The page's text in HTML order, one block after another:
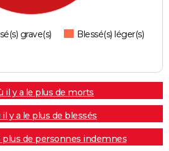
grave(s)
Blessé(s) léger(s)
il y a le plus de morts
il y a le plus de blessés
plus de personnes indemnes